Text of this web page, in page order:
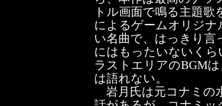
トル画面で鳴る主題歌
によるゲームオリジ
い名曲で、はっきり
にはもったいないく
ラストエリアのBGM
は語れない。
岩月氏は元コナミの